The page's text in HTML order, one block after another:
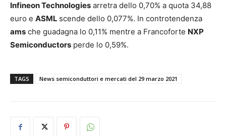
Infineon Technologies arretra dello 0,70% a quota 34,88
euro e ASML scende dello 0,077%. In controtendenza
ams che guadagna lo 0,11% mentre a Francoforte NXP
Semiconductors perde lo 0,59%.
TAGS News semiconduttori e mercati del 29 marzo 2021